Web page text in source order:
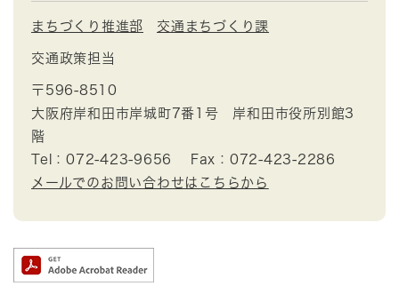
まちづくり推進部 交通まちづくり課
交通政策担当
〒596-8510
大阪府岸和田市岸城町7番1号 岸和田市役所別館3
階
Tel：072-423-9656
Fax：072-423-2286
メールでのお問い合わせはこちらから